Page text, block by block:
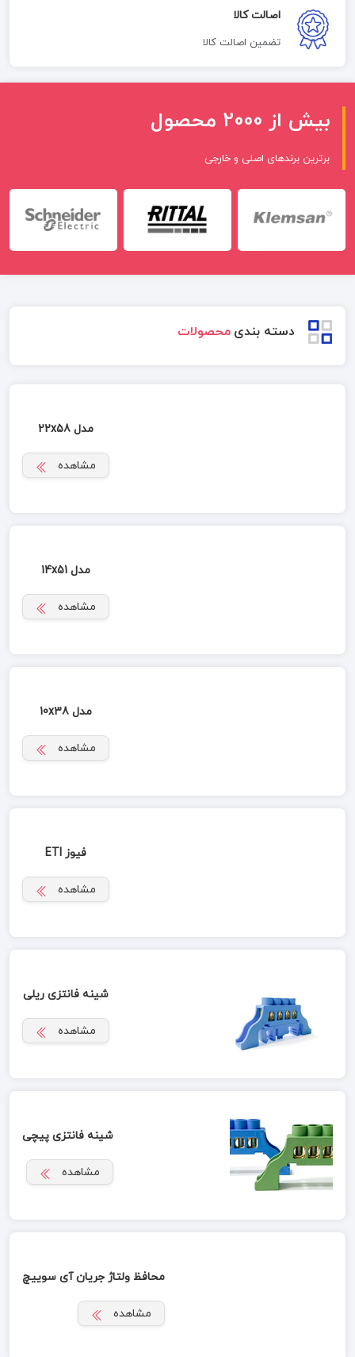
اصالت کالا
تضمین اصالت کالا
بیش از 2000 محصول
برترین برندهای اصلی و خارجی
دسته بندی محصولات
مدل 22x58
مشاهده
مدل 14x51
مشاهده
مدل 10x38
مشاهده
فیوز ETI
مشاهده
شینه فانتزی ریلی
مشاهده
شینه فانتزی پیچی
مشاهده
محافظ ولتاژ جریان آی سوییچ
مشاهده